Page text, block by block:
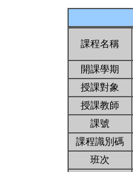
課程名稱
開課學期
授課對象
授課教師
課號
課程識別碼
班次